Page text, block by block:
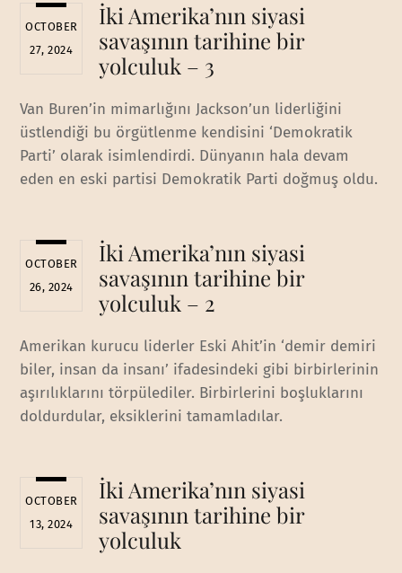
OCTOBER
27, 2024
İki Amerika’nın siyasi
savaşının tarihine bir
yolculuk – 3
Van Buren’in mimarlığını Jackson’un liderliğini
üstlendiği bu örgütlenme kendisini ‘Demokratik
Parti’ olarak isimlendirdi. Dünyanın hala devam
eden en eski partisi Demokratik Parti doğmuş oldu.
OCTOBER
26, 2024
İki Amerika’nın siyasi
savaşının tarihine bir
yolculuk – 2
Amerikan kurucu liderler Eski Ahit’in ‘demir demiri
biler, insan da insanı’ ifadesindeki gibi birbirlerinin
aşırılıklarını törpülediler. Birbirlerini boşluklarını
doldurdular, eksiklerini tamamladılar.
OCTOBER
13, 2024
İki Amerika’nın siyasi
savaşının tarihine bir
yolculuk